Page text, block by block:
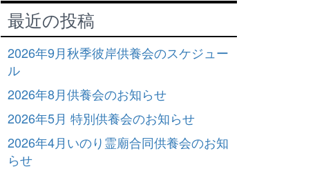
最近の投稿
2026年9月秋季彼岸供養会のスケジュー
ル
2026年8月供養会のお知らせ
2026年5月 特別供養会のお知らせ
2026年4月いのり霊廟合同供養会のお知
らせ